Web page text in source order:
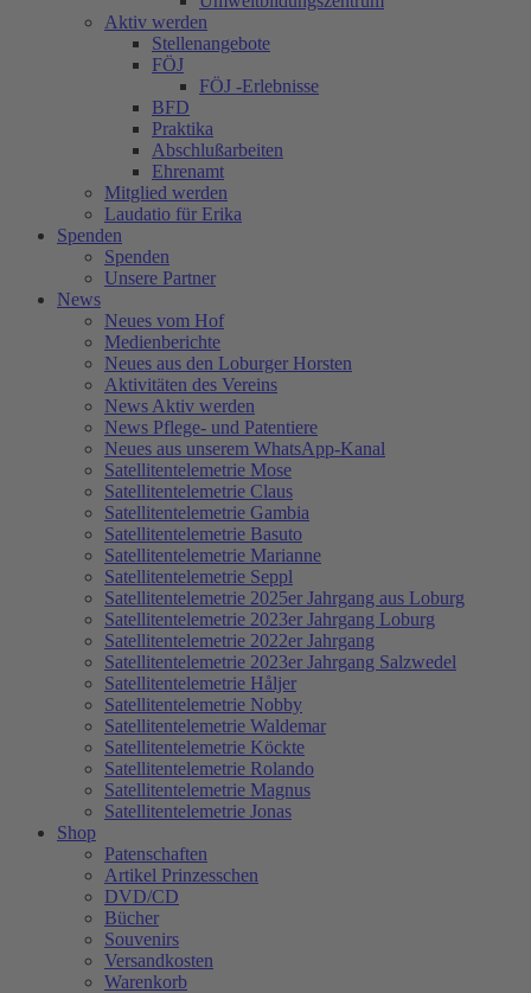
Aktiv werden
Stellenangebote
FÖJ
FÖJ -Erlebnisse
BFD
Praktika
Abschlußarbeiten
Ehrenamt
Mitglied werden
Laudatio für Erika
Spenden
Spenden
Unsere Partner
News
Neues vom Hof
Medienberichte
Neues aus den Loburger Horsten
Aktivitäten des Vereins
News Aktiv werden
News Pflege- und Patentiere
Neues aus unserem WhatsApp-Kanal
Satellitentelemetrie Mose
Satellitentelemetrie Claus
Satellitentelemetrie Gambia
Satellitentelemetrie Basuto
Satellitentelemetrie Marianne
Satellitentelemetrie Seppl
Satellitentelemetrie 2025er Jahrgang aus Loburg
Satellitentelemetrie 2023er Jahrgang Loburg
Satellitentelemetrie 2022er Jahrgang
Satellitentelemetrie 2023er Jahrgang Salzwedel
Satellitentelemetrie Håljer
Satellitentelemetrie Nobby
Satellitentelemetrie Waldemar
Satellitentelemetrie Köckte
Satellitentelemetrie Rolando
Satellitentelemetrie Magnus
Satellitentelemetrie Jonas
Shop
Patenschaften
Artikel Prinzesschen
DVD/CD
Bücher
Souvenirs
Versandkosten
Warenkorb